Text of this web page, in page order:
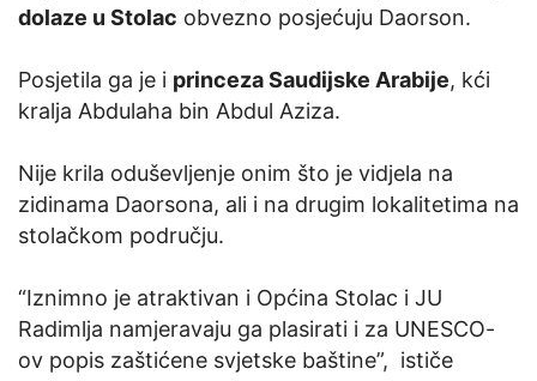
dolaze u Stolac obvezno posjećuju Daorson.
Posjetila ga je i princeza Saudijske Arabije, kći
kralja Abdulaha bin Abdul Aziza.
Nije krila oduševljenje onim što je vidjela na
zidinama Daorsona, ali i na drugim lokalitetima na
stolačkom području.
“Iznimno je atraktivan i Općina Stolac i JU
Radimlja namjeravaju ga plasirati i za UNESCO-
ov popis zaštićene svjetske baštine”, ističe